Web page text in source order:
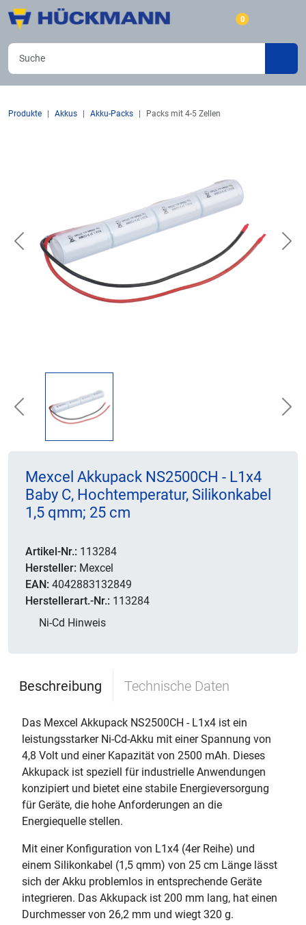
0
Produkte Akkus Akku-Packs Packs mit 4-5 Zellen
Previous
Previous
Mexcel Akkupack NS2500CH - L1x4
Baby C, Hochtemperatur, Silikonkabel
1,5 qmm; 25 cm
Artikel-Nr.: 113284
Hersteller: Mexcel
EAN: 4042883132849
Herstellerart.-Nr.: 113284
Ni-Cd Hinweis
Beschreibung Technische Daten
Das Mexcel Akkupack NS2500CH - L1x4 ist ein
leistungsstarker Ni-Cd-Akku mit einer Spannung von
4,8 Volt und einer Kapazität von 2500 mAh. Dieses
Akkupack ist speziell für industrielle Anwendungen
konzipiert und bietet eine stabile Energieversorgung
für Geräte, die hohe Anforderungen an die
Energiequelle stellen.
Mit einer Konfiguration von L1x4 (4er Reihe) und
einem Silikonkabel (1,5 qmm) von 25 cm Länge lässt
sich der Akku problemlos in entsprechende Geräte
integrieren. Das Akkupack ist 200 mm lang, hat einen
Durchmesser von 26,2 mm und wiegt 320 g.